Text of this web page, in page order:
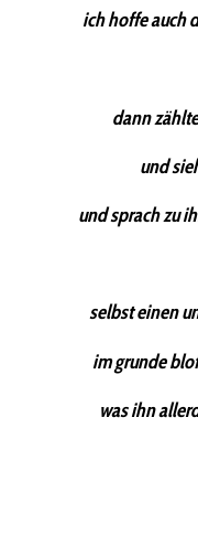
ich hoffe auch
dann
und
und sprach zu
selbst einen
im grunde
was ihn